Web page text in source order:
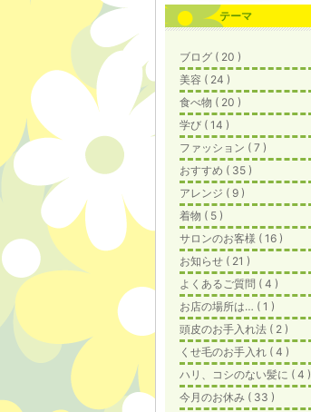
テーマ
ブログ ( 20 )
美容 ( 24 )
食べ物 ( 20 )
学び ( 14 )
ファッション ( 7 )
おすすめ ( 35 )
アレンジ ( 9 )
着物 ( 5 )
サロンのお客様 ( 16 )
お知らせ ( 21 )
よくあるご質問 ( 4 )
お店の場所は… ( 1 )
頭皮のお手入れ法 ( 2 )
くせ毛のお手入れ ( 4 )
ハリ、コシのない髪に ( 4 )
今月のお休み ( 33 )